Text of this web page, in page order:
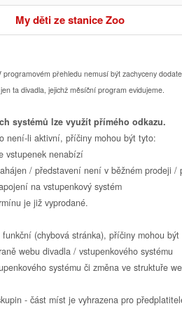
My děti ze stanice Zoo
přehledu nemusí být zachyceny
ta divadla, jejichž měsíční program evidujeme.
systémů lze využít přímého odkazu.
není-li aktivní, příčiny mohou být tyto:
vstupenek nenabízí
/ představení není v běžném prodeji /
na vstupenkový systém
je již vyprodané.
(chybová stránka), příčiny mohou
webu divadla / vstupenkového systému
systému či změna ve struktuře
- část míst je vyhrazena pro